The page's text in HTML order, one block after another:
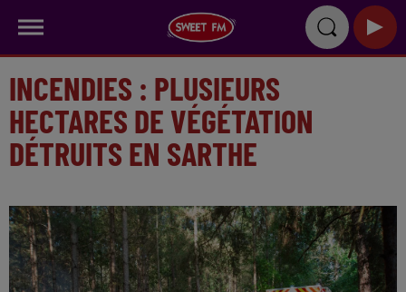
INCENDIES : PLUSIEURS
HECTARES DE VÉGÉTATION
DÉTRUITS EN SARTHE